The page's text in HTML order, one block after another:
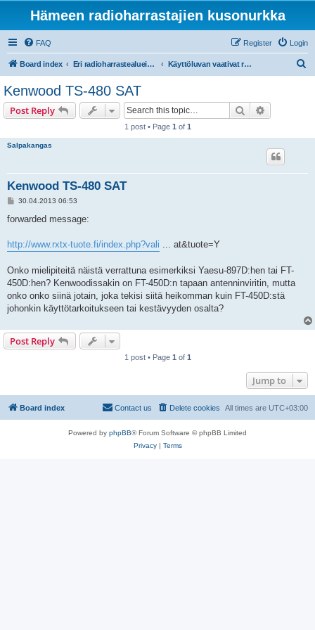
Hämeen radioharrastajien kusonurkka
FAQ Login
Register
Board index Eri radioharrastealueiden mukaiset osastot Käyttöluvan vaativat radiot ja taajuudet
Kenwood TS-480 SAT
Post Reply Search
1 post • Page 1 of 1
Salpakangas
Kenwood TS-480 SAT
P
s
30.04.2013 06:53
forwarded message:
http://www.rxtx-tuote.fi/index.php?vali ... at&tuote=Y
Onko mielipiteitä näistä verrattuna esimerkiksi Yaesu-897D:hen tai FT-
450D:hen? Kenwoodissakin on FT-450D:n tapaan antenninviritin, mutta
onko onko siinä jotain, joka tekisi siitä heikomman kuin FT-450D:stä
johonkin käyttötarkoitukseen tai kestävyyden osalta?
Post Reply
1 post • Page 1 of 1
Jump to
Board index All times are UTC+03:00
Delete cookies
Contact us
Powered by phpBB® Forum Software © phpBB Limited
Privacy| Terms